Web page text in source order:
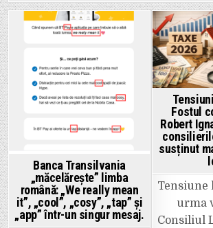
Posted
Banca Transilvania
„măcelărește” limba
română: „We really mean
it”, „cool”, „cosy”, „tap” și
„app” într-un singur mesaj.
in
Fostul
Robert
susținut
Tensiune
urma
Consiliul